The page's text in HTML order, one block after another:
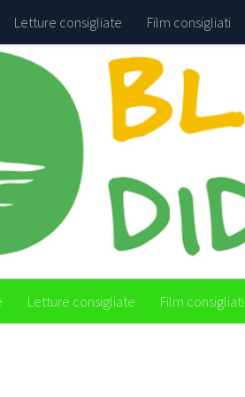
Letture consigliate Film consigliati
Letture consigliate Film consigliati